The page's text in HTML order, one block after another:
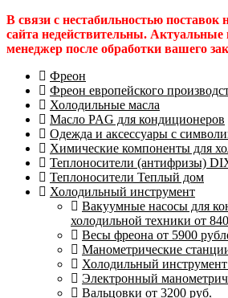
В связи с нестабильностью поставок
сайта недействительны.
менеджер после обработки вашего
Фреон
Фреон европейского
Холодильные масла
Масло PAG для кондиционеров
Одежда и аксессуары с
Химические компоненты для
Теплоносители (антифризы)
Теплоносители Теплый дом
Холодильный инструмент
Вакуумные насосы для
холодильной техники от
Весы фреона от 5900
Манометрические
Холодильный
Электронный
Вальцовки от 3200 руб.